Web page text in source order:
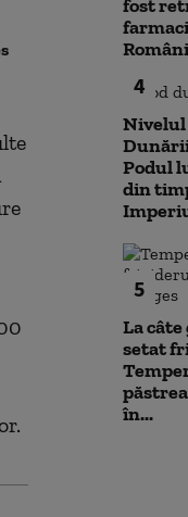
de festival: „Uitați
fost
4
Nivelul
Dunării
Podul
din
5
La
setat
în...